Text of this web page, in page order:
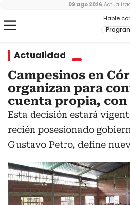
Hable
09 ago 2026
Actualidad
Campesinos en
organizan para
cuenta propia, con
Esta decisión estará
recién posesionado
Gustavo Petro, define